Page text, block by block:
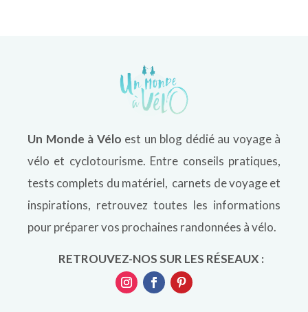
Un Monde à Vélo est un blog dédié au voyage à
vélo et cyclotourisme. Entre conseils pratiques,
tests complets du matériel, carnets de voyage et
inspirations, retrouvez toutes les informations
pour préparer vos prochaines randonnées à vélo.
RETROUVEZ-NOS SUR LES RÉSEAUX :